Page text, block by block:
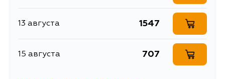
Расширенное описание
Шайбы для форсунок,
набор MASUMA Nissan
LD20-II, комплект
Ширина упаковки, мм
13 августа 1547
15 августа 707